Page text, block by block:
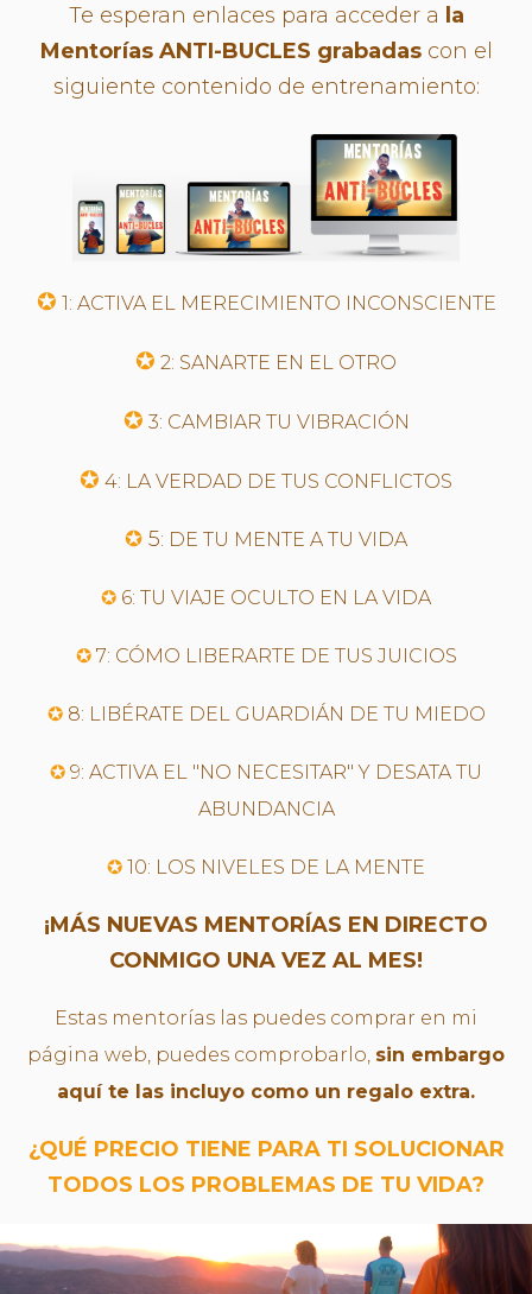
Te esperan enlaces para acceder a la
Mentorías ANTI-BUCLES grabadascon el
siguiente contenido de entrenamiento:
✪ 1: ACTIVA EL MERECIMIENTO INCONSCIENTE
✪ 2: SANARTE EN EL OTRO
✪ 3: CAMBIAR TU VIBRACIÓN
✪ 4: LA VERDAD DE TUS CONFLICTOS
✪ 5: DE TU MENTE A TU VIDA
✪ 6: TU VIAJE OCULTO EN LA VIDA
✪7: CÓMO LIBERARTE DE TUS JUICIOS
✪8: LIBÉRATE DEL GUARDIÁN DE TU MIEDO
✪ 9: ACTIVA EL "NO NECESITAR" Y DESATA TU
ABUNDANCIA
✪ 10: LOS NIVELES DE LA MENTE
¡MÁS NUEVAS MENTORÍAS EN DIRECTO
CONMIGO UNA VEZ AL MES!
Estas mentorías las puedes comprar en mi
página web, puedes comprobarlo, sin embargo
aquí te las incluyo como un regalo extra.
¿QUÉ PRECIO TIENE PARA TI SOLUCIONAR
TODOS LOS PROBLEMAS DE TU VIDA?